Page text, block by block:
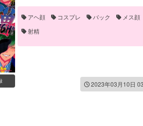
山田一郎
波羅夷空却 白膠木簓
アヘ顔 コスプレ バック
メス顔
射精
2023年03月10日